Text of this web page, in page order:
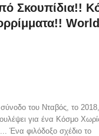
Σκουπίδια!!
του Νταβός, το
για ένα Κόσμο
Ένα φιλόδοξο σχέδιο το